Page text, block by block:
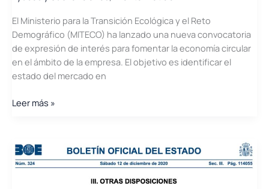
de
Interés
El Ministerio para la Transición Ecológica y el Reto
Demográfico (MITECO) ha lanzado una nueva convocatoria
de expresión de interés para fomentar la economía circular
en el ámbito de la empresa. El objetivo es identificar el
estado del mercado en
MITECO
expresión
de
interés
Leer más »